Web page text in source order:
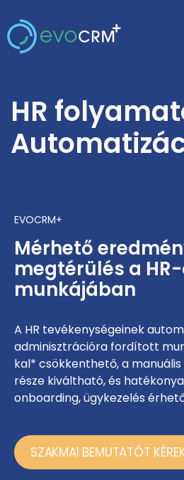
tartalomba
HR
EVOCRM+
Mérhető
megtérülés a
munkájában
A HR tevékenységeinek
adminisztrációra fordított
kal* csökkenthető, a
része kiváltható, és
onboarding, ügykezelés
SZAKMAI BEMUTATÓT